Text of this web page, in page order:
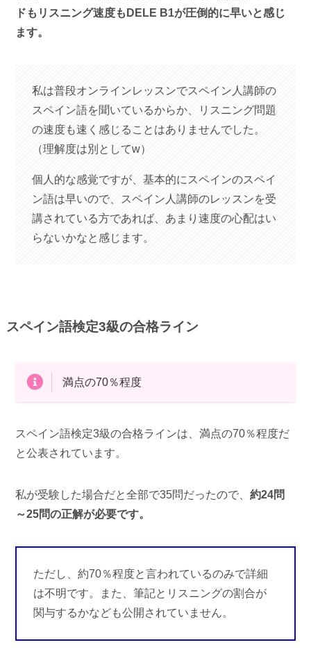
ドもリスニング速度もDELE B1が圧倒的に早いと感じ
ます。
私は普段オンラインレッスンでスペイン人講師の
スペイン語を聞いているからか、リスニング問題
の速度も速く感じることはありませんでした。
（理解度は別としてw）
個人的な感覚ですが、基本的にスペインのスペイ
ン語は早いので、スペイン人講師のレッスンを受
講されている方であれば、あまり速度の心配はい
らないかなと感じます。
スペイン語検定3級の合格ライン
満点の70％程度
スペイン語検定3級の合格ラインは、満点の70％程度だ
と公表されています。
私が受験した場合だと全部で35問だったので、約24問
～25問の正解が必要です。
ただし、約70％程度と言われているのみで詳細
は不明です。また、筆記とリスニングの割合が
関与するかなども公開されていません。